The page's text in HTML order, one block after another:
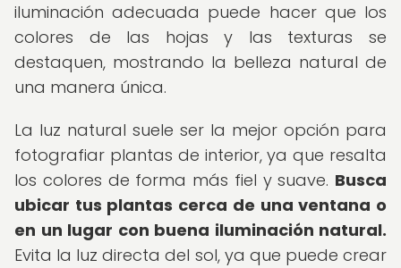
iluminación adecuada puede hacer que los
colores de las hojas y las texturas se
destaquen, mostrando la belleza natural de
una manera única.
La luz natural suele ser la mejor opción para
fotografiar plantas de interior, ya que resalta
los colores de forma más fiel y suave. Busca
ubicar tus plantas cerca de una ventana o
en un lugar con buena iluminación natural.
Evita la luz directa del sol, ya que puede crear